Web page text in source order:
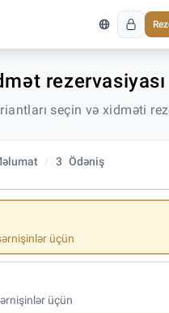
rezervasiyası
seçin və xidməti
3 Ödəniş
üçün
üçün